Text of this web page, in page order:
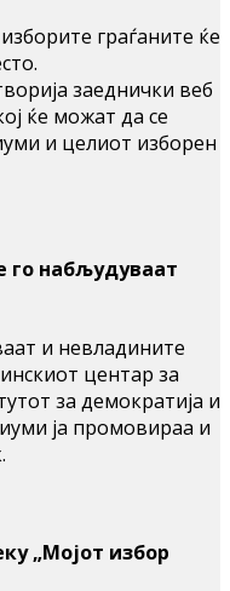
граѓаните ќе
заеднички веб
ќе можат да се
и целиот изборен
го набљудуваат
и невладините
центар за
за демократија и
ја промовираа и
„Мојот избор